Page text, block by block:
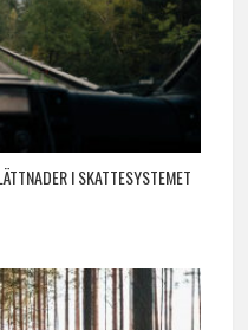
I SKATTESYSTEMET